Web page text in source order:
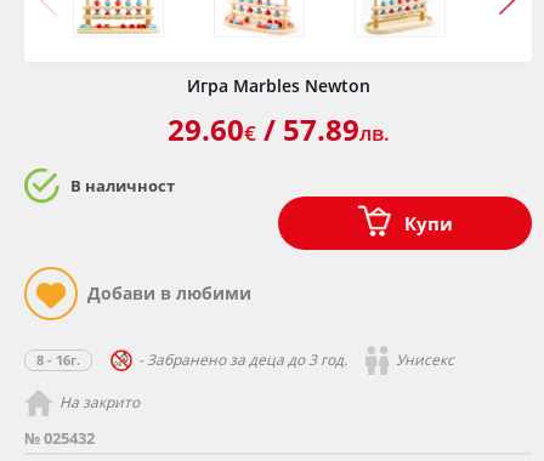
Игра Marbles Newton
№ 025432
8 - 16г. - Забранено за деца до 3 год. Унисекс
На закрито
29.60€/ 57.89лв.
В наличност
Купи